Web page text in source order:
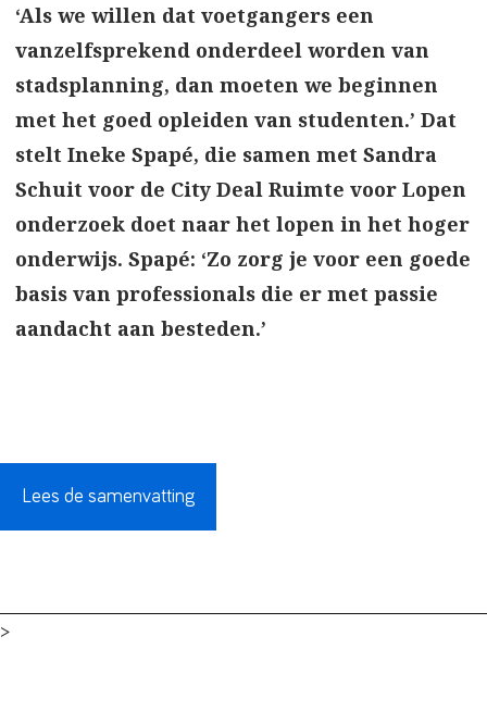
‘Als we willen dat voetgangers een
vanzelfsprekend onderdeel worden van
stadsplanning, dan moeten we beginnen
met het goed opleiden van studenten.’ Dat
stelt Ineke Spapé, die samen met Sandra
Schuit voor de City Deal Ruimte voor Lopen
onderzoek doet naar het lopen in het hoger
onderwijs. Spapé: ‘Zo zorg je voor een goede
basis van professionals die er met passie
aandacht aan besteden.’
Lees de samenvatting
>